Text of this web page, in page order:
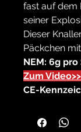
fast auf dem
seiner
Dieser
Päckchen
NEM: 6g
Zum
CE-